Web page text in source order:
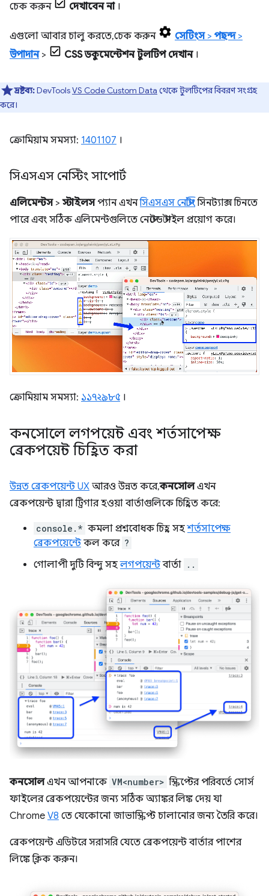
চেক করুন
দেখাবেন না।
এগুলো আবার চালু করতে, চেক করুন সেটিংস> পছন্দ>
উপাদান> CSS ডকুমেন্টেশন টুলটিপ দেখান।
দ্রষ্টব্য:DevToolsVS Code Custom Data থেকে টুলটিপের বিবরণ সংগ্রহ
করে।
ক্রোমিয়াম সমস্যা: 1401107 ।
সিএসএস নেস্টিং সাপোর্ট
এলিমেন্টস>স্টাইলসপ্যান এখনসিএসএস নেস্টিংসিনট্যাক্স চিনতে
পারে এবং সঠিক এলিমেন্টগুলিতে নেস্টেড স্টাইল প্রয়োগ করে।
ক্রোমিয়াম সমস্যা: ১১৭২৯৮৫ ।
কনসোলে লগপয়েন্ট এবং শর্তসাপেক্ষ
ব্রেকপয়েন্ট চিহ্নিত করা
উন্নত ব্রেকপয়েন্ট UX আরও উন্নত করে,কনসোলএখন
ব্রেকপয়েন্ট দ্বারা ট্রিগার হওয়া বার্তাগুলিকে চিহ্নিত করে:
console.* কমলা প্রশ্নবোধক চিহ্ন সহশর্তসাপেক্ষ
ব্রেকপয়েন্টেকল করে ?
গোলাপী দুটি বিন্দু সহলগপয়েন্টবার্তা ..
কনসোলএখন আপনাকে VM<number> স্ক্রিপ্টের পরিবর্তে সোর্স
ফাইলের ব্রেকপয়েন্টের জন্য সঠিক অ্যাঙ্কর লিঙ্ক দেয় যা
Chrome V8 তে যেকোনো জাভাস্ক্রিপ্ট চালানোর জন্য তৈরি করে।
ব্রেকপয়েন্ট এডিটরে সরাসরি যেতে ব্রেকপয়েন্ট বার্তার পাশের
লিঙ্কে ক্লিক করুন।